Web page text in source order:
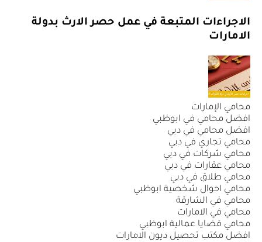
الاجراءات المتبعة في عمل حصر الارث بدولة
الامارات
محامي الإمارات
افضل محامي في ابوظبي
افضل محامي في دبي
محامي تجاري في دبي
محامي شركات في دبي
محامي عقارات في دبي
محامي طلاق في دبي
محامي احوال شخصية ابوظبي
محامي في الشارقة
محامي في الامارات
محامي قضايا عمالية ابوظبي
افضل مكتب تحصيل ديون الامارات